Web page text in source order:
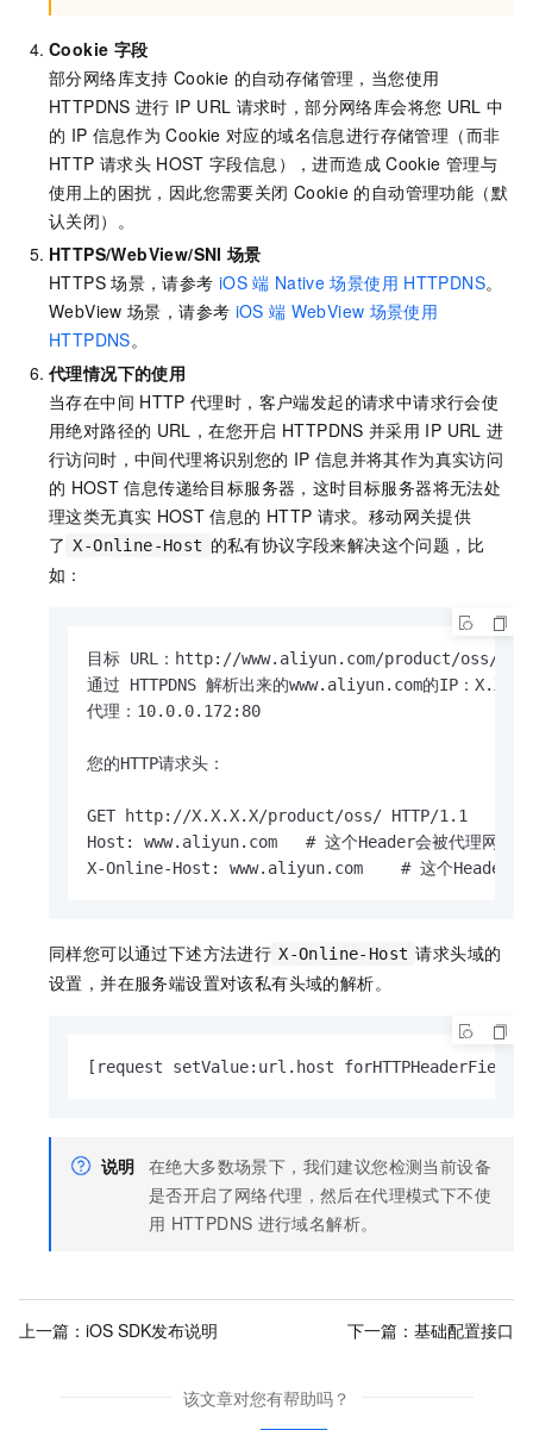
Cookie 字段
部分网络库支持 Cookie 的自动存储管理，当您使用
HTTPDNS 进行 IP URL 请求时，部分网络库会将您 URL 中
的 IP 信息作为 Cookie 对应的域名信息进行存储管理（而非
HTTP 请求头 HOST 字段信息），进而造成 Cookie 管理与
使用上的困扰，因此您需要关闭 Cookie 的自动管理功能（默
认关闭）。
HTTPS/WebView/SNI 场景
HTTPS 场景，请参考 iOS 端 Native 场景使用 HTTPDNS。
WebView 场景，请参考 iOS 端 WebView 场景使用
HTTPDNS。
代理情况下的使用
当存在中间 HTTP 代理时，客户端发起的请求中请求行会使
用绝对路径的 URL，在您开启 HTTPDNS 并采用 IP URL 进
行访问时，中间代理将识别您的 IP 信息并将其作为真实访问
的 HOST 信息传递给目标服务器，这时目标服务器将无法处
理这类无真实 HOST 信息的 HTTP 请求。移动网关提供
了 X-Online-Host 的私有协议字段来解决这个问题，比
如：
目标 URL：http://www.aliyun.com/product/oss/
通过 HTTPDNS 解析出来的www.aliyun.com的IP：
代理：10.0.0.172:80
您的HTTP请求头：
GET http://X.X.X.X/product/oss/ HTTP/1.1     # 通过
Host: www.aliyun.com   # 这个Header会被代理网关忽
X-Online-Host: www.aliyun.com    # 这个Header就是移
同样您可以通过下述方法进行 X-Online-Host 请求头域的
设置，并在服务端设置对该私有头域的解析。
[request setValue:url.host forHTTPHeaderField:
说明 在绝大多数场景下，我们建议您检测当前设备
是否开启了网络代理，然后在代理模式下不使
用 HTTPDNS 进行域名解析。
上一篇： iOS SDK发布说明 下一篇： 基础配置接口
该文章对您有帮助吗？